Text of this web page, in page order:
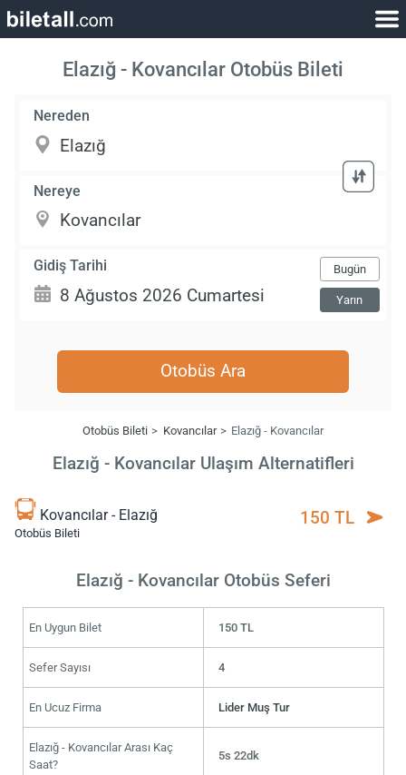
Elazığ - Kovancılar Otobüs Bileti
Nereden
Nereye
Gidiş Tarihi Bugün
Yarın
Otobüs Ara
Otobüs Bileti Kovancılar Elazığ - Kovancılar
Elazığ - Kovancılar Ulaşım Alternatifleri
Kovancılar - Elazığ
Otobüs Bileti
150 TL
Elazığ - Kovancılar Otobüs Seferi
En Uygun Bilet 150 TL
Sefer Sayısı 4
En Ucuz Firma Lider Muş Tur
Elazığ - Kovancılar Arası Kaç
Saat?
5s 22dk